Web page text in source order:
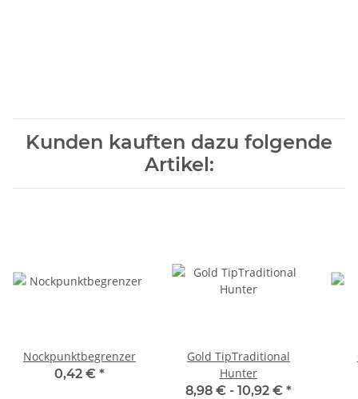
Kunden kauften dazu folgende
Artikel:
Nockpunktbegrenzer
0,42 € *
Gold TipTraditional
Hunter
8,98 € - 10,92 € *